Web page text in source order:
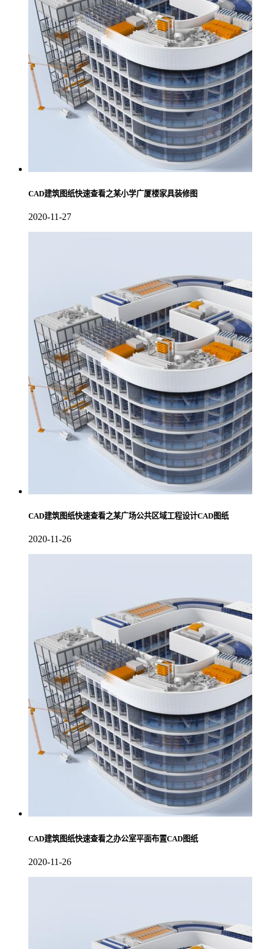
CAD建筑图纸快速查看之某小学广厦楼家具装修图
2020-11-27
CAD建筑图纸快速查看之某广场公共区域工程设计CAD图纸
2020-11-26
CAD建筑图纸快速查看之办公室平面布置CAD图纸
2020-11-26